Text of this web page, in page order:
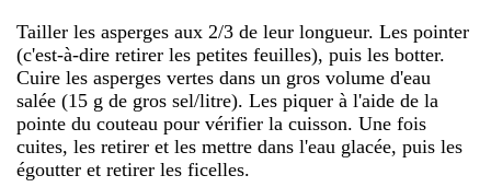
Tailler les asperges aux 2/3 de leur longueur. Les pointer
(c'est-à-dire retirer les petites feuilles), puis les botter.
Cuire les asperges vertes dans un gros volume d'eau
salée (15 g de gros sel/litre). Les piquer à l'aide de la
pointe du couteau pour vérifier la cuisson. Une fois
cuites, les retirer et les mettre dans l'eau glacée, puis les
égoutter et retirer les ficelles.